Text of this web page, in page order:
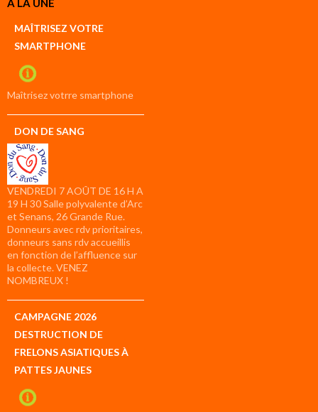
compte
compte
MAÎTRISEZ VOTRE
SMARTPHONE
Maîtrisez votrre smartphone
DON DE SANG
VENDREDI 7 AOÛT DE 16 H A
19 H 30 Salle polyvalente d’Arc
et Senans, 26 Grande Rue.
Donneurs avec rdv prioritaires,
donneurs sans rdv accueillis
en fonction de l’affluence sur
la collecte. VENEZ
NOMBREUX !
CAMPAGNE 2026
DESTRUCTION DE
FRELONS ASIATIQUES À
PATTES JAUNES